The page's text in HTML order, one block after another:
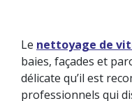
LA
Le nettoyage de
baies, façades et
délicate qu’il est
professionnels qui